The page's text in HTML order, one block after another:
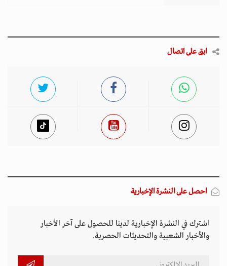
ابق على اتصال
احصل على النشرة الإخبارية
اشترك في النشرة الإخبارية لدينا للحصول على آخر الأخبار
والأخبار الشعبية والتحديثات الحصرية.